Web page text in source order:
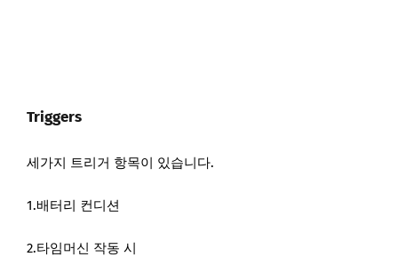
Triggers
세가지 트리거 항목이 있습니다.
1.배터리 컨디션
2.타임머신 작동 시